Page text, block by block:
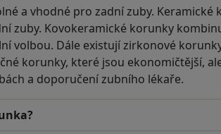
a vhodné pro zadní zuby.
zuby. Kovokeramické korunky
volbou. Dále existují zirkonové
korunky, které jsou ekonomičtější,
a doporučení zubního lékaře.